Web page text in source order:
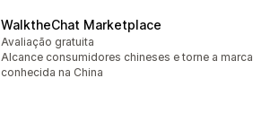
WalktheChat Marketplace
Avaliação gratuita
Alcance consumidores chineses e torne a marca
conhecida na China